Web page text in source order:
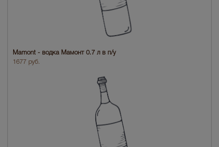
Mamont - водка Мамонт 0.7 л в п/у
1677 руб.